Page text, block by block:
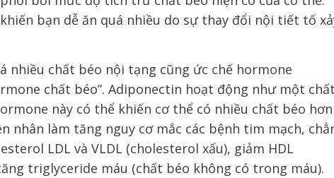
bạn dễ ăn quá nhiều do sự thay đổi nội tiết tố
nhiều chất béo nội tạng cũng ức chế hormone
chất béo”. Adiponectin hoạt động như một chất
này có thể khiến cơ thể có nhiều chất béo hơn
nhân làm tăng nguy cơ mắc các bệnh tim mạch,
LDL và VLDL (cholesterol xấu), giảm HDL
triglyceride máu (chất béo không có trong máu).